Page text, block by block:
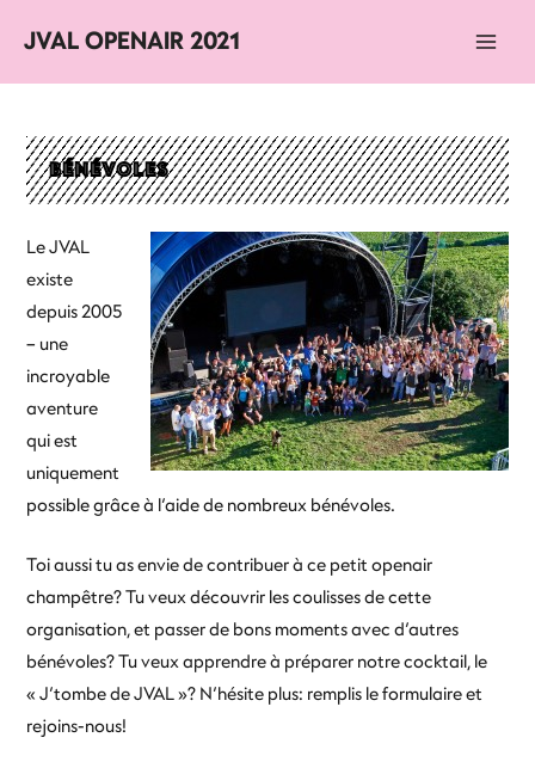
JVAL OPENAIR 2021
BÉNÉVOLES
Le JVAL
existe
depuis 2005
– une
incroyable
aventure
qui est
uniquement
possible grâce à l’aide de nombreux bénévoles.
Toi aussi tu as envie de contribuer à ce petit openair
champêtre? Tu veux découvrir les coulisses de cette
organisation, et passer de bons moments avec d’autres
bénévoles? Tu veux apprendre à préparer notre cocktail, le
« J’tombe de JVAL »? N’hésite plus: remplis le formulaire et
rejoins-nous!